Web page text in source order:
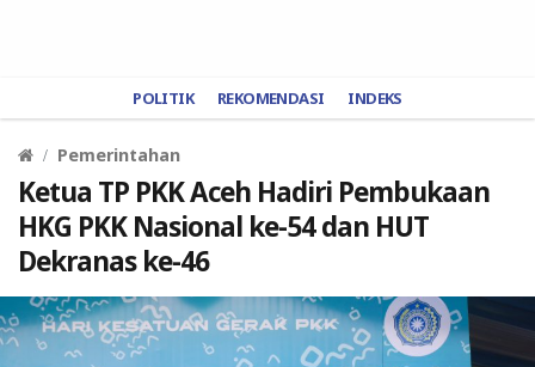
POLITIK REKOMENDASI INDEKS
Pemerintahan
Ketua TP PKK Aceh Hadiri Pembukaan
HKG PKK Nasional ke-54 dan HUT
Dekranas ke-46